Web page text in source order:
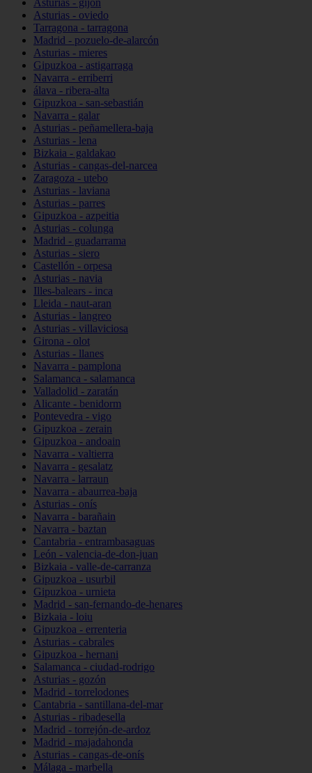
Asturias - gijón
Asturias - oviedo
Tarragona - tarragona
Madrid - pozuelo-de-alarcón
Asturias - mieres
Gipuzkoa - astigarraga
Navarra - erriberri
álava - ribera-alta
Gipuzkoa - san-sebastián
Navarra - galar
Asturias - peñamellera-baja
Asturias - lena
Bizkaia - galdakao
Asturias - cangas-del-narcea
Zaragoza - utebo
Asturias - laviana
Asturias - parres
Gipuzkoa - azpeitia
Asturias - colunga
Madrid - guadarrama
Asturias - siero
Castellón - orpesa
Asturias - navia
Illes-balears - inca
Lleida - naut-aran
Asturias - langreo
Asturias - villaviciosa
Girona - olot
Asturias - llanes
Navarra - pamplona
Salamanca - salamanca
Valladolid - zaratán
Alicante - benidorm
Pontevedra - vigo
Gipuzkoa - zerain
Gipuzkoa - andoain
Navarra - valtierra
Navarra - gesalatz
Navarra - larraun
Navarra - abaurrea-baja
Asturias - onís
Navarra - barañain
Navarra - baztan
Cantabria - entrambasaguas
León - valencia-de-don-juan
Bizkaia - valle-de-carranza
Gipuzkoa - usurbil
Gipuzkoa - urnieta
Madrid - san-fernando-de-henares
Bizkaia - loiu
Gipuzkoa - errenteria
Asturias - cabrales
Gipuzkoa - hernani
Salamanca - ciudad-rodrigo
Asturias - gozón
Madrid - torrelodones
Cantabria - santillana-del-mar
Asturias - ribadesella
Madrid - torrejón-de-ardoz
Madrid - majadahonda
Asturias - cangas-de-onís
Málaga - marbella